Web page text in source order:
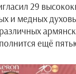
29
медных
ещё